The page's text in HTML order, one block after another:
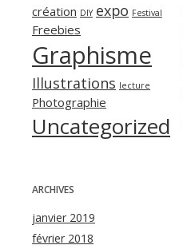
création DIY expo Festival
Freebies
Graphisme
Illustrations lecture
Photographie
Uncategorized
ARCHIVES
janvier 2019
février 2018